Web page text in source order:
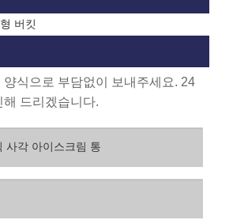
버킷
양식으로 부담없이 보내주세요. 24
드리겠습니다.